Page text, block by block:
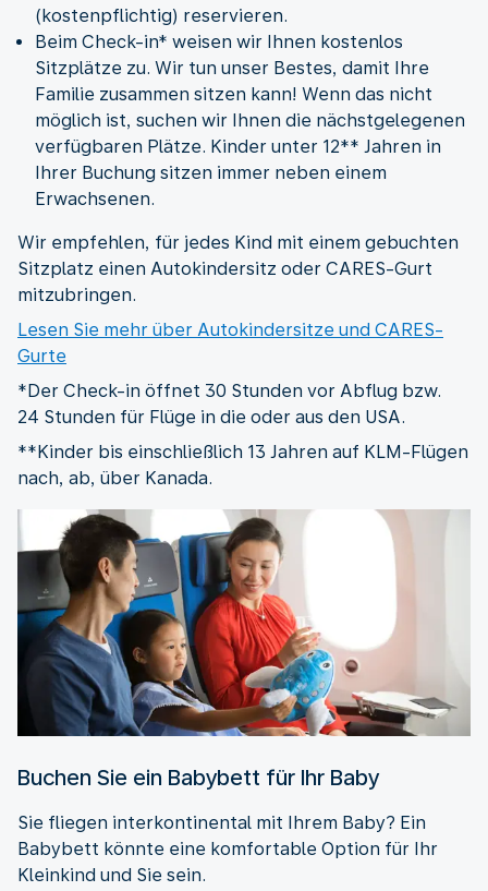
(kostenpflichtig) reservieren.
Beim Check-in* weisen wir Ihnen kostenlos
Sitzplätze zu. Wir tun unser Bestes, damit Ihre
Familie zusammen sitzen kann! Wenn das nicht
möglich ist, suchen wir Ihnen die nächstgelegenen
verfügbaren Plätze. Kinder unter 12** Jahren in
Ihrer Buchung sitzen immer neben einem
Erwachsenen.
Wir empfehlen, für jedes Kind mit einem gebuchten
Sitzplatz einen Autokindersitz oder CARES-Gurt
mitzubringen.
Lesen Sie mehr über Autokindersitze und CARES-
Gurte
*Der Check-in öffnet 30 Stunden vor Abflug bzw.
24 Stunden für Flüge in die oder aus den USA.
**Kinder bis einschließlich 13 Jahren auf KLM-Flügen
nach, ab, über Kanada.
Buchen Sie ein Babybett für Ihr Baby
Sie fliegen interkontinental mit Ihrem Baby? Ein
Babybett könnte eine komfortable Option für Ihr
Kleinkind und Sie sein.